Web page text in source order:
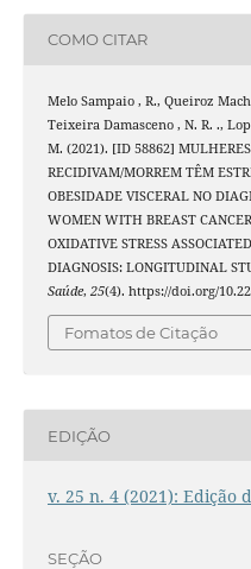
COMO CITAR
Melo Sampaio , R., Queiroz
Teixeira Damasceno , N. R. .,
M. (2021). [ID 58862]
RECIDIVAM/MORREM TÊM
OBESIDADE VISCERAL NO
WOMEN WITH BREAST
OXIDATIVE STRESS
DIAGNOSIS: LONGITUDINAL
Saúde, 25(4). https://doi.org/
Fomatos de Citação
EDIÇÃO
v. 25 n. 4 (2021): Edição
SEÇÃO